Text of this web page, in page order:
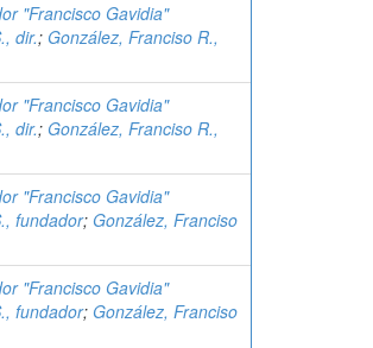
"Francisco Gavidia"
dir.; González, Franciso R.,
"Francisco Gavidia"
dir.; González, Franciso R.,
"Francisco Gavidia"
fundador; González, Franciso
"Francisco Gavidia"
fundador; González, Franciso